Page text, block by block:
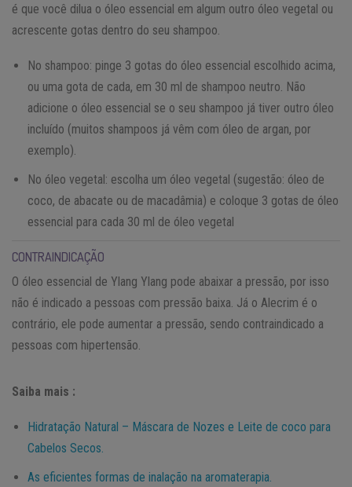
é que você dilua o óleo essencial em algum outro óleo vegetal ou
acrescente gotas dentro do seu shampoo.
No shampoo: pinge 3 gotas do óleo essencial escolhido acima,
ou uma gota de cada, em 30 ml de shampoo neutro. Não
adicione o óleo essencial se o seu shampoo já tiver outro óleo
incluído (muitos shampoos já vêm com óleo de argan, por
exemplo).
No óleo vegetal: escolha um óleo vegetal (sugestão: óleo de
coco, de abacate ou de macadâmia) e coloque 3 gotas de óleo
essencial para cada 30 ml de óleo vegetal
CONTRAINDICAÇÃO
O óleo essencial de Ylang Ylang pode abaixar a pressão, por isso
não é indicado a pessoas com pressão baixa. Já o Alecrim é o
contrário, ele pode aumentar a pressão, sendo contraindicado a
pessoas com hipertensão.
Saiba mais :
Hidratação Natural – Máscara de Nozes e Leite de coco para
Cabelos Secos.
As eficientes formas de inalação na aromaterapia.